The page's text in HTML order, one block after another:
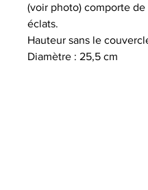
(voir photo) comporte de
éclats.
Hauteur sans le
Diamètre : 25,5 cm